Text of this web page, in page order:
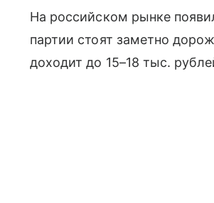
На российском рынке
партии стоят заметно
доходит до 15–18 тыс.